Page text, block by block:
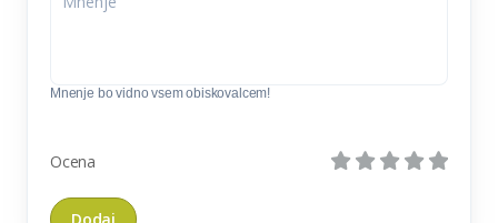
Mnenje bo vidno vsem obiskovalcem!
Ocena